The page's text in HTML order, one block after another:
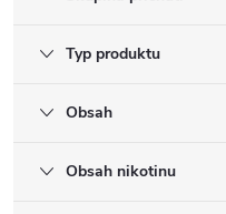
Typ produktu
Obsah
Obsah nikotinu